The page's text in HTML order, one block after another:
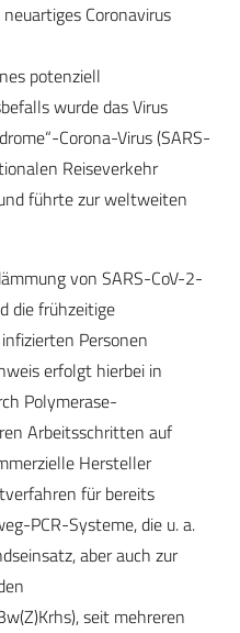
Coronavirus
potenziell
wurde das Virus
Corona-Virus (SARS-
Reiseverkehr
führte zur weltweiten
von SARS-CoV-2-
die frühzeitige
Personen
erfolgt hierbei in
Polymerase-
Arbeitsschritten auf
Hersteller
für bereits
PCR-Systeme, die u. a.
aber auch zur
seit mehreren